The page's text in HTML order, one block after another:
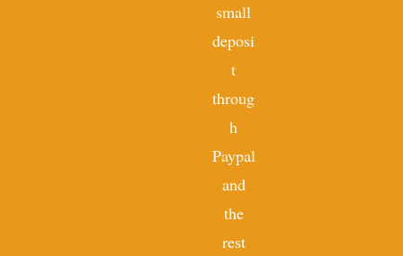
small
deposi
t
throug
h
Paypal
and
the
rest